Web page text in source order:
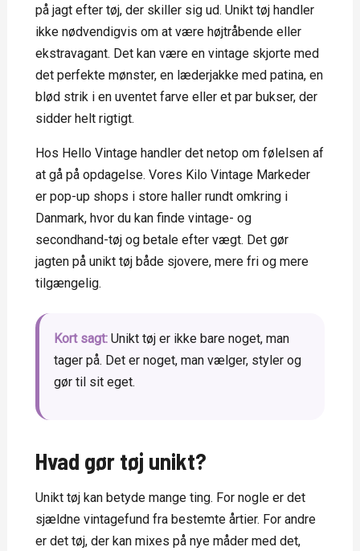
på jagt efter tøj, der skiller sig ud. Unikt tøj handler
ikke nødvendigvis om at være højtråbende eller
ekstravagant. Det kan være en vintage skjorte med
det perfekte mønster, en læderjakke med patina, en
blød strik i en uventet farve eller et par bukser, der
sidder helt rigtigt.
Hos Hello Vintage handler det netop om følelsen af
at gå på opdagelse. Vores Kilo Vintage Markeder
er pop-up shops i store haller rundt omkring i
Danmark, hvor du kan finde vintage- og
secondhand-tøj og betale efter vægt. Det gør
jagten på unikt tøj både sjovere, mere fri og mere
tilgængelig.
Kort sagt: Unikt tøj er ikke bare noget, man
tager på. Det er noget, man vælger, styler og
gør til sit eget.
Hvad gør tøj unikt?
Unikt tøj kan betyde mange ting. For nogle er det
sjældne vintagefund fra bestemte årtier. For andre
er det tøj, der kan mixes på nye måder med det,